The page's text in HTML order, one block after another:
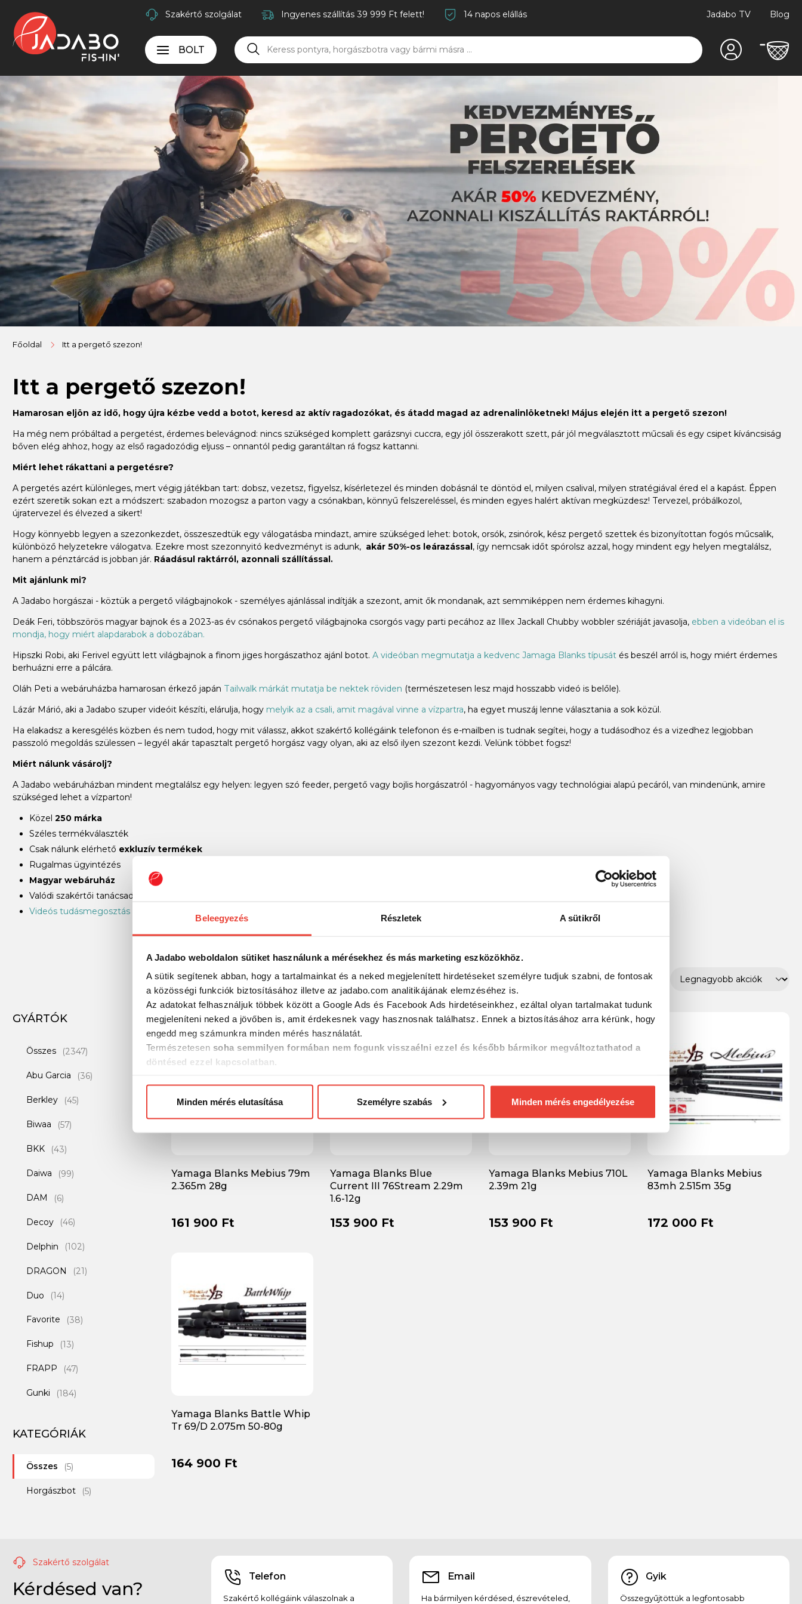
Beleegyezés Részletek A sütikről
A Jadabo weboldalon sütiket használunk a mérésekhez és más marketing eszközökhöz.
A sütik segítenek abban, hogy a tartalmainkat és a neked megjelenített hirdetéseket személyre tudjuk szabni, de fontosak
a közösségi funkciók biztosításához illetve az jadabo.com analitikájának elemzéséhez is.
Az adatokat felhasználjuk többek között a Google Ads és Facebook Ads hirdetéseinkhez, ezáltal olyan tartalmakat tudunk
megjeleníteni neked a jövőben is, amit érdekesnek vagy hasznosnak találhatsz. Ennek a biztosításához arra kérünk, hogy
engedd meg számunkra minden mérés használatát.
Természetesen soha semmilyen formában nem fogunk visszaélni ezzel és később bármikor megváltoztathatod a
döntésed ezzel kapcsolatban.
Minden mérés elutasítása Személyre szabás Minden mérés engedélyezése
Szakértő szolgálat Ingyenes szállítás 39 999 Ft felett! 14 napos elállás Jadabo TV Blog
BOLT
Főoldal Itt a pergető szezon!
Itt a pergető szezon!
Hamarosan eljön az idő, hogy újra kézbe vedd a botot, keresd az aktív ragadozókat, és átadd magad az adrenalinlöketnek! Május elején itt a pergető szezon!
Ha még nem próbáltad a pergetést, érdemes belevágnod: nincs szükséged komplett garázsnyi cuccra, egy jól összerakott szett, pár jól megválasztott műcsali és egy csipet kíváncsiság
bőven elég ahhoz, hogy az első ragadozódig eljuss – onnantól pedig garantáltan rá fogsz kattanni.
Miért lehet rákattani a pergetésre?
A pergetés azért különleges, mert végig játékban tart: dobsz, vezetsz, figyelsz, kísérletezel és minden dobásnál te döntöd el, milyen csalival, milyen stratégiával éred el a kapást. Éppen
ezért szeretik sokan ezt a módszert: szabadon mozogsz a parton vagy a csónakban, könnyű felszereléssel, és minden egyes halért aktívan megküzdesz! Tervezel, próbálkozol,
újratervezel és élvezed a sikert!
Hogy könnyebb legyen a szezonkezdet, összeszedtük egy válogatásba mindazt, amire szükséged lehet: botok, orsók, zsinórok, kész pergető szettek és bizonyítottan fogós műcsalik,
különböző helyzetekre válogatva. Ezekre most szezonnyitó kedvezményt is adunk, akár 50%-os leárazással, így nemcsak időt spórolsz azzal, hogy mindent egy helyen megtalálsz,
hanem a pénztárcád is jobban jár. Ráadásul raktárról, azonnali szállítással.
Mit ajánlunk mi?
A Jadabo horgászai - köztük a pergető világbajnokok - személyes ajánlással indítják a szezont, amit ők mondanak, azt semmiképpen nem érdemes kihagyni.
Deák Feri, többszörös magyar bajnok és a 2023-as év csónakos pergető világbajnoka csorgós vagy parti pecához az Illex Jackall Chubby wobbler szériáját javasolja, ebben a videóban el is
mondja, hogy miért alapdarabok a dobozában.
Hipszki Robi, aki Ferivel együtt lett világbajnok a finom jiges horgászathoz ajánl botot. A videóban megmutatja a kedvenc Jamaga Blanks típusát és beszél arról is, hogy miért érdemes
berhuázni erre a pálcára.
Oláh Peti a webáruházba hamarosan érkező japán Tailwalk márkát mutatja be nektek röviden (természetesen lesz majd hosszabb videó is belőle).
Lázár Márió, aki a Jadabo szuper videóit készíti, elárulja, hogy melyik az a csali, amit magával vinne a vízpartra, ha egyet muszáj lenne választania a sok közül.
Ha elakadsz a keresgélés közben és nem tudod, hogy mit válassz, akkot szakértő kollégáink telefonon és e-mailben is tudnak segítei, hogy a tudásodhoz és a vizedhez legjobban
passzoló megoldás szülessen – legyél akár tapasztalt pergető horgász vagy olyan, aki az első ilyen szezont kezdi. Velünk többet fogsz!
Miért nálunk vásárolj?
A Jadabo webáruházban mindent megtalálsz egy helyen: legyen szó feeder, pergető vagy bojlis horgászatról - hagyományos vagy technológiai alapú pecáról, van mindenünk, amire
szükséged lehet a vízparton!
Közel 250 márka
Széles termékválaszték
Csak nálunk elérhető exkluzív termékek
Rugalmas ügyintézés
Magyar webáruház
Valódi szakértői tanácsadás világbajnok horgászoktól
Videós tudásmegosztás
GYÁRTÓK
Összes (2347)
Abu Garcia (36)
Berkley (45)
Biwaa (57)
BKK (43)
Daiwa (99)
DAM (6)
Decoy (46)
Delphin (102)
DRAGON (21)
Duo (14)
Favorite (38)
Fishup (13)
FRAPP (47)
Gunki (184)
Iron Claw (65)
Jackall (5)
Lurefans (26)
Major Craft (8)
KATEGÓRIÁK
Összes (5)
Horgászbot (5)
Yamaga Blanks Mebius 79m
2.365m 28g
161 900 Ft
Yamaga Blanks Blue
Current III 76Stream 2.29m
1.6-12g
153 900 Ft
Yamaga Blanks Mebius 710L
2.39m 21g
153 900 Ft
Yamaga Blanks Mebius
83mh 2.515m 35g
172 000 Ft
Yamaga Blanks Battle Whip
Tr 69/D 2.075m 50-80g
164 900 Ft
Szakértő szolgálat
Kérdésed van?
Telefon
Szakértő kollégáink válaszolnak a
Email
Ha bármilyen kérdésed, észrevételed,
Gyik
Összegyűjtöttük a legfontosabb